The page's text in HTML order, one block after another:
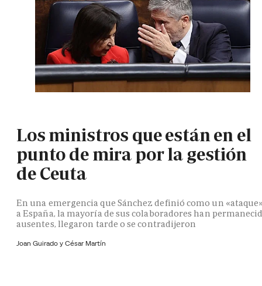
Los ministros que están en el
punto de mira por la gestión
de Ceuta
En una emergencia que Sánchez definió como un
a España, la mayoría de sus colaboradores han
ausentes, llegaron tarde o se contradijeron
Joan Guirado y César Martín